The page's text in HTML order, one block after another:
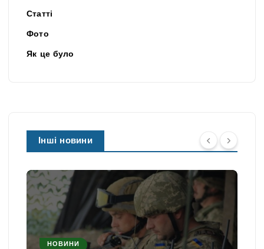
Статті
Фото
Як це було
Інші новини
НОВИНИ